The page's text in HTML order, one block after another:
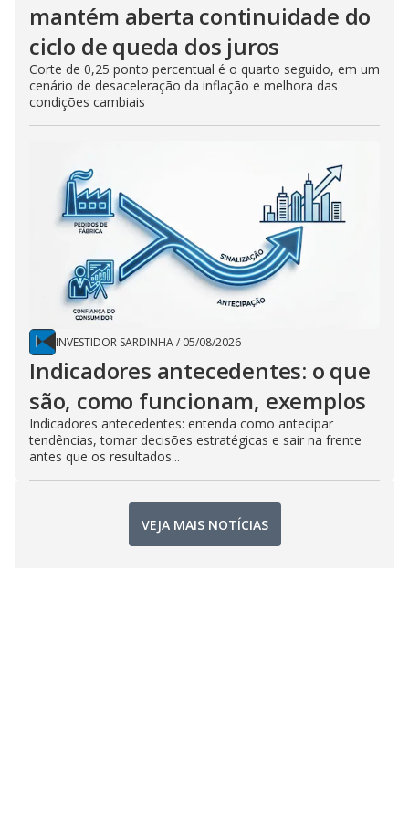
mantém aberta continuidade do
ciclo de queda dos juros
Corte de 0,25 ponto percentual é o quarto seguido, em um
cenário de desaceleração da inflação e melhora das
condições cambiais
INVESTIDOR SARDINHA/ 05/08/2026
Indicadores antecedentes: o que
são, como funcionam, exemplos
Indicadores antecedentes: entenda como antecipar
tendências, tomar decisões estratégicas e sair na frente
antes que os resultados...
VEJA MAIS NOTÍCIAS